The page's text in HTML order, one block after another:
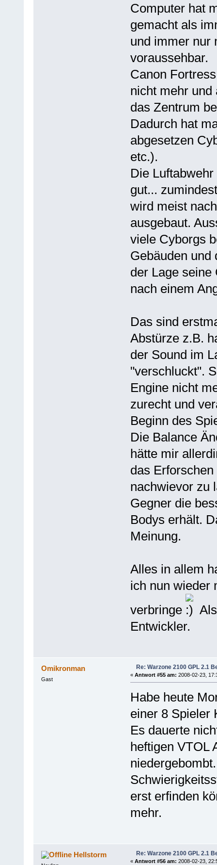
Computer hat
gemacht als
und immer nur
voraussehbar.
Canon
nicht mehr und
das Zentrum
Dadurch hat
abgesetzen
etc.).
Die
gut...
wird meist
ausgebaut.
viele Cyborgs
Gebäuden und
der Lage seine
nach einem
Das sind
Abstürze z.B.
der Sound im
"verschluckt".
Engine nicht
zurecht und
Beginn des
Die Balance
hätte mir
das
nachwievor zu
Gegner die
Bodys erhält.
Meinung.
Alles in allem
ich nun wieder
verbringe
Entwickler.
Omikronman
Gast
Re: Warzone 2100 GPL 2.1
« Antwort #55 am: 2008-02-23,
Habe heute
einer 8 Spieler
Es dauerte
heftigen VTOL
erst erfinden
mehr.
Hellstorm Re: Warzone 2100 GPL 2.1
« Antwort #56 am: 2008-02-23,